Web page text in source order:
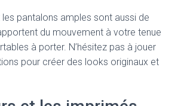
pantalons amples sont aussi de
du mouvement à votre tenue
à porter. N’hésitez pas à jouer
pour créer des looks originaux et